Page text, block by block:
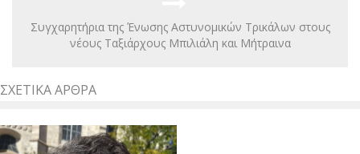
Συγχαρητήρια της Ένωσης Αστυνομικών Τρικάλων στους
νέους Ταξιάρχους Μπιλιάλη και Μήτραινα
ΣΧΕΤΙΚΆ ΆΡΘΡΑ